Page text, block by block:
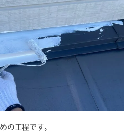
の工程です。